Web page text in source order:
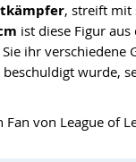
, streift mit
ist diese Figur
ihr verschiedene
wurde,
von League of